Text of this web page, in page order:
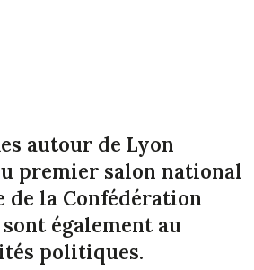
autour de Lyon
premier salon national
la Confédération
également au
politiques.